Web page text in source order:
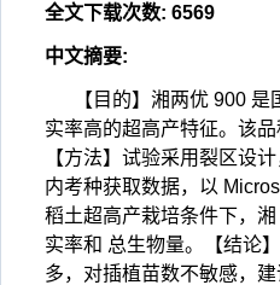
全文下载次数: 6569
中文摘要:
【目的】湘两优 900
实率高的超高产特征。该
【方法】试验采用裂区设
内考种获取数据，以
稻土超高产栽培条件下，
实率和 总生物量。【结论
多，对插植苗数不敏感，建